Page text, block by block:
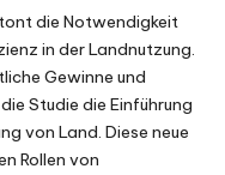
die Notwendigkeit
in der Landnutzung.
Gewinne und
Studie die Einführung
von Land. Diese neue
Rollen von